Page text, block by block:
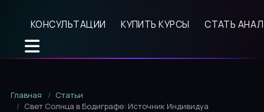
КОНСУЛЬТАЦИИ КУПИТЬ КУРСЫ СТАТЬ
Главная
Статьи
Свет Солнца в Бодиграфе: Источник Индивидуальности и